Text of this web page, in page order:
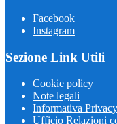
Facebook
Instagram
Sezione Link Utili
Cookie policy
Note legali
Informativa Privacy
Ufficio Relazioni